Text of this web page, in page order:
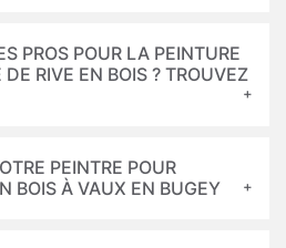
PROS POUR LA PEINTURE
RIVE EN BOIS ? TROUVEZ
PEINTRE POUR
BOIS À VAUX EN BUGEY